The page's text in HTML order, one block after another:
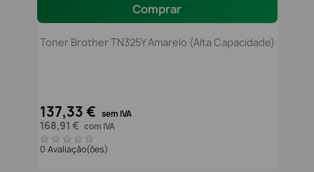
Comprar
Toner Brother TN325Y Amarelo (alta Capacidade)
137,33 € sem IVA
168,91 € com IVA
0 Avaliação(ões)